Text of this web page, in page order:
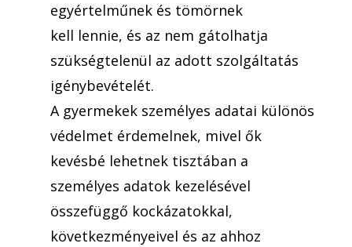
egyértelműnek és tömörnek
kell lennie, és az nem gátolhatja
szükségtelenül az adott szolgáltatás
igénybevételét.
A gyermekek személyes adatai különös
védelmet érdemelnek, mivel ők
kevésbé lehetnek tisztában a
személyes adatok kezelésével
összefüggő kockázatokkal,
következményeivel és az ahhoz